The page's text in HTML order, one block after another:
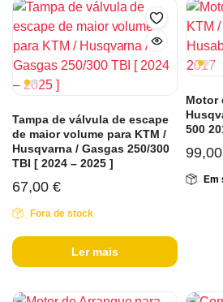
Tampa de válvula de escape
de maior volume para KTM /
Husqvarna / Gasgas 250/300
TBI [ 2024 – 2025 ]
67,00 €
Fora de stock
Ler mais
Motor
500
99,00
Em